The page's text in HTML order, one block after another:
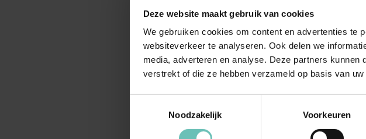
Deze website maakt gebruik van cookies
We gebruiken cookies om content en advertenties te
websiteverkeer te analyseren. Ook delen we
media, adverteren en analyse. Deze partners
verstrekt of die ze hebben verzameld op basis van
Noodzakelijk
Voorkeuren
uitspraak) van de bestreden
conform hun verzoek en
komen) heeft de rechtbank
dat de hoofdelijkheid
verhaalbare schulden’. Op